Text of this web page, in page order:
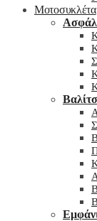
Μοτοσυκλέτα